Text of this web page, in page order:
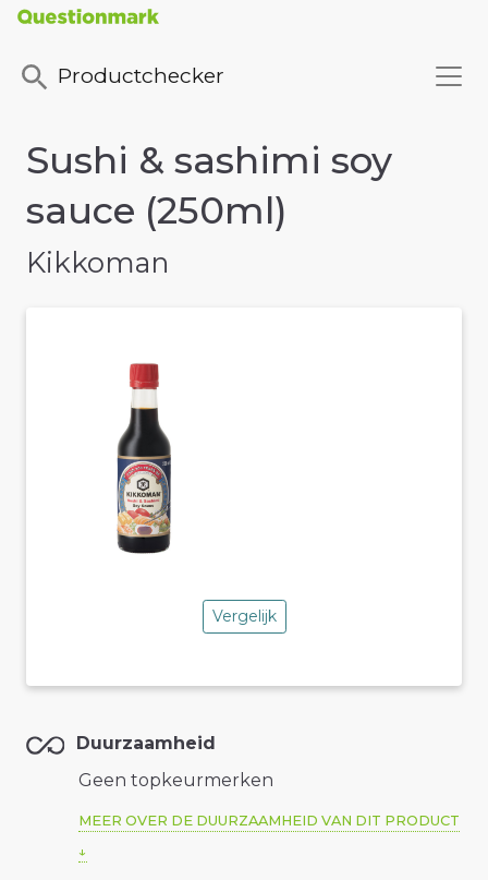
Productchecker
Sushi & sashimi soy
sauce (250ml)
Kikkoman
Vergelijk
Duurzaamheid
Geen topkeurmerken
MEER OVER DE DUURZAAMHEID VAN DIT PRODUCT